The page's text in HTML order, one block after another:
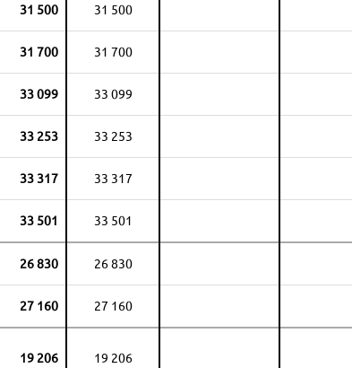
31 500 31 500
31 700 31 700
33 099 33 099
33 253 33 253
33 317 33 317
33 501 33 501
26 830 26 830
27 160 27 160
19 206 19 206